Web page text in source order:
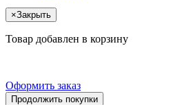
×Закрыть
Товар добавлен в корзину
Оформить заказ
Продолжить покупки